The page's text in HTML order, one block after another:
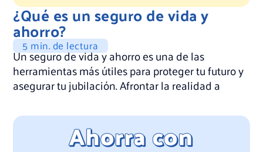
¿Qué es un seguro de vida y
ahorro?
5 min. de lectura
Un seguro de vida y ahorro es una de las
herramientas más útiles para proteger tu futuro y
asegurar tu jubilación. Afrontar la realidad a